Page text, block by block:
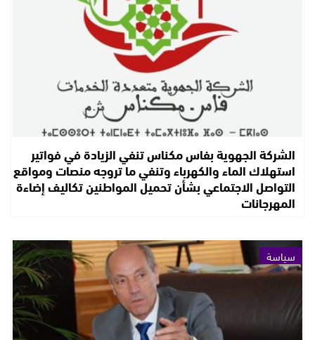
الشركة الجهوية بفاس مكناس تنفي الزيادة في فواتير
استهلاك الماء والكهرباء وتنفي ما تروجه منصات ومواقع
التواصل الاجتماعي بشأن تحميل المواطنين تكاليف إضاءة
المهرجانات
سياسة